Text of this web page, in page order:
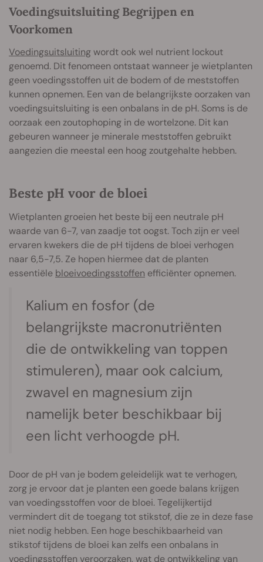
Voedingsuitsluiting Begrijpen en
Voorkomen
Voedingsuitsluitingwordt ook wel nutrient lockout
genoemd. Dit fenomeen ontstaat wanneer je wietplanten
geen voedingsstoffen uit de bodem of de meststoffen
kunnen opnemen. Een van de belangrijkste oorzaken van
voedingsuitsluiting is een onbalans in de pH. Soms is de
oorzaak een zoutophoping in de wortelzone. Dit kan
gebeuren wanneer je minerale meststoffen gebruikt
aangezien die meestal een hoog zoutgehalte hebben.
Beste pH voor de bloei
Wietplanten groeien het beste bij een neutrale pH
waarde van 6-7, van zaadje tot oogst. Toch zijn er veel
ervaren kwekers die de pH tijdens de bloei verhogen
naar 6,5-7,5. Ze hopen hiermee dat de planten
essentiële bloeivoedingsstoffen efficiënter opnemen.
Kalium en fosfor (de
belangrijkste macronutriënten
die de ontwikkeling van toppen
stimuleren), maar ook calcium,
zwavel en magnesium zijn
namelijk beter beschikbaar bij
een licht verhoogde pH.
Door de pH van je bodem geleidelijk wat te verhogen,
zorg je ervoor dat je planten een goede balans krijgen
van voedingsstoffen voor de bloei. Tegelijkertijd
vermindert dit de toegang tot stikstof, die ze in deze fase
niet nodig hebben. Een hoge beschikbaarheid van
stikstof tijdens de bloei kan zelfs een onbalans in
voedingsstoffen veroorzaken, wat de ontwikkeling van